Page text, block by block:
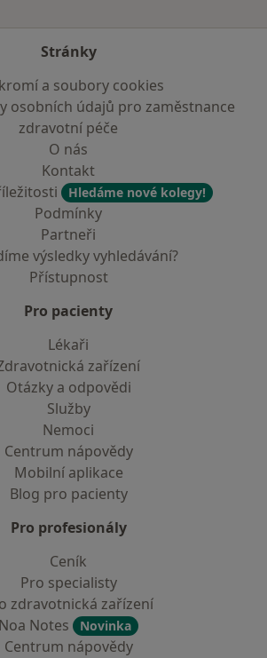
Stránky
a soubory cookies
osobních údajů pro zaměstnance
zdravotní péče
O nás
Kontakt
Hledáme nové kolegy!
Podmínky
Partneři
výsledky vyhledávání?
Přístupnost
Pro pacienty
Lékaři
zařízení
Otázky a odpovědi
Služby
Nemoci
Centrum nápovědy
Mobilní aplikace
Blog pro pacienty
Pro profesionály
Ceník
Pro specialisty
zdravotnická zařízení
Noa Notes
Novinka
Centrum nápovědy